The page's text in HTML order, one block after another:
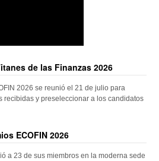
de las Finanzas 2026
2026 se reunió el 21 de julio para
recibidas y preseleccionar a los candidatos
ECOFIN 2026
a 23 de sus miembros en la moderna sede